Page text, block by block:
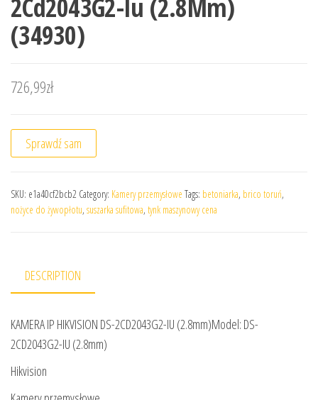
2Cd2043G2-Iu (2.8Mm)
(34930)
726,99zł
Sprawdź sam
SKU: e1a40cf2bcb2 Category: Kamery przemysłowe Tags: betoniarka, brico toruń,
nożyce do żywopłotu, suszarka sufitowa, tynk maszynowy cena
DESCRIPTION
KAMERA IP HIKVISION DS-2CD2043G2-IU (2.8mm)Model: DS-
2CD2043G2-IU (2.8mm)
Hikvision